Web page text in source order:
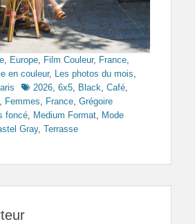
, Europe, Film Couleur, France,
en couleur, Les photos du mois,
Tags2026, 6x5, Black, Café,
, Femmes, France, Grégoire
foncé, Medium Format, Mode
Gray, Terrasse